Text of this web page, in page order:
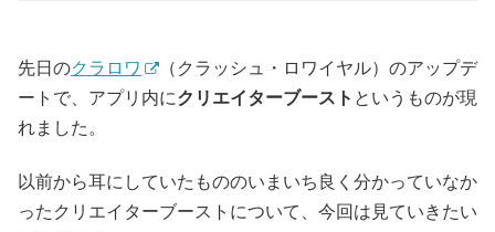
先日のクラロワ
（クラッシュ・ロワイヤル）のアップデ
ートで、アプリ内にクリエイターブースト というものが現
れました。
以前から耳にしていたもののいまいち良く分かっていなか
ったクリエイターブーストについて、今回は見ていきたい